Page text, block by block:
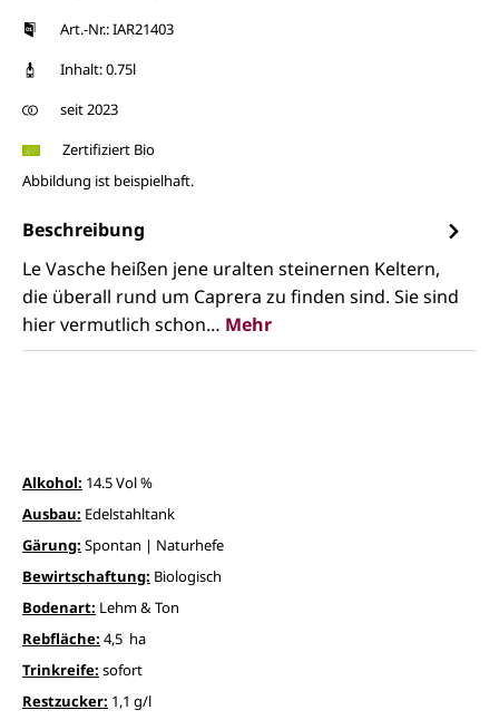
Art.-Nr.: IAR21403
Inhalt: 0.75l
seit 2023
Zertifiziert Bio
Abbildung ist beispielhaft.
Beschreibung
Le Vasche heißen jene uralten steinernen Keltern,
die überall rund um Caprera zu finden sind. Sie sind
hier vermutlich schon… Mehr
Alkohol: 14.5 Vol %
Ausbau: Edelstahltank
Gärung: Spontan | Naturhefe
Bewirtschaftung: Biologisch
Bodenart: Lehm & Ton
Rebfläche: 4,5 ha
Trinkreife: sofort
Restzucker: 1,1 g/l